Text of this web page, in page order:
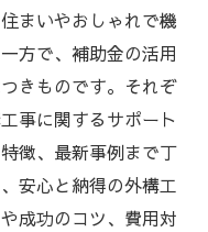
まいやおしゃれで機
方で、補助金の活用
きものです。それぞ
事に関するサポート
徴、最新事例まで丁
安心と納得の外構工
成功のコツ、費用対